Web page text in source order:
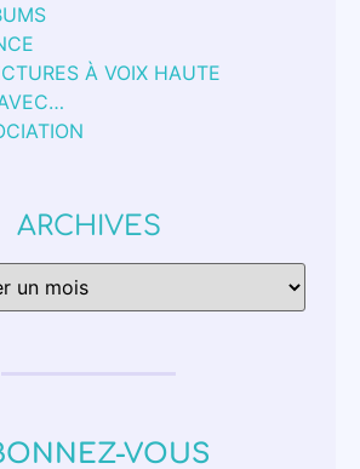
À VOIX HAUTE
ARCHIVES
VOUS